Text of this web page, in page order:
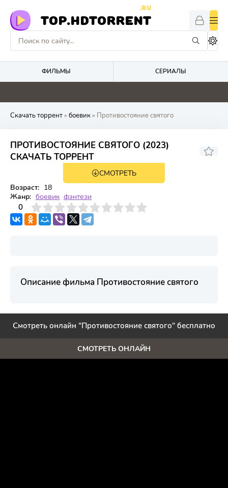
TOP.HDTORRENT
.RU
ФИЛЬМЫ СЕРИАЛЫ
0 0 0 0
Скачать торрент» боевик» Противостояние святого
ПРОТИВОСТОЯНИЕ СВЯТОГО (2023)
СКАЧАТЬ ТОРРЕНТ
WEBRip, WEB-DL
1 сезон 144 серияСМОТРЕТЬ
Возраст: 18
Жанр: боевик фэнтези
0
4 6 7 8 9 10
Описание фильма Противостояние святого
Смотреть онлайн "Противостояние святого" бесплатно
СМОТРЕТЬ ОНЛАЙН